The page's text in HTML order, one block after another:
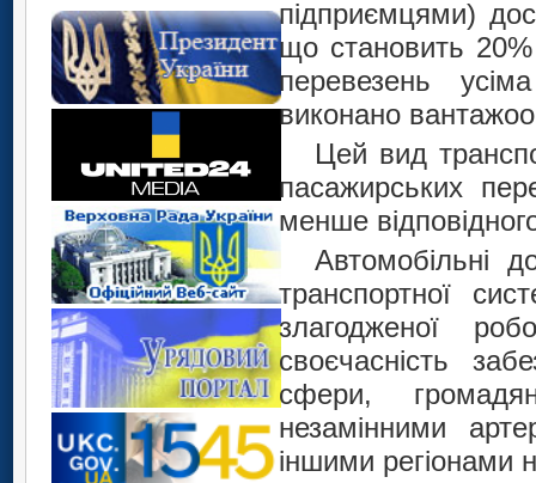
підприємцями)
що становить 20%
перевезень
виконано
Цей вид
пасажирських
менше
Автомобільні
транспортної
злагодженої
своєчасність
сфери,
незамінними
іншими регіонами